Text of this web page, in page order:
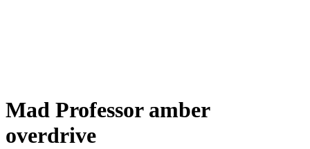
Mad Professor amber
overdrive